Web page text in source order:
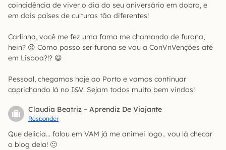
coincidência de viver o dia do seu aniversário em dobro, e
em dois países de culturas tão diferentes!
Carlinha, você me fez uma fama me chamando de furona,
hein? 😉 Como posso ser furona se vou a ConVnVenções até
em Lisboa?!? 😆
Pessoal, chegamos hoje ao Porto e vamos continuar
caprichando lá no I&V. Sejam todos muito bem vindos!
Claudia Beatriz – Aprendiz De Viajante
Responder
Que delicia… falou em VAM já me animei logo.. vou lá checar
o blog dela! 🙂